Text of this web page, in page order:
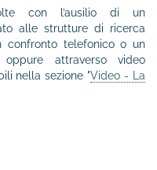
con l’ausilio di un
alle strutture di ricerca
confronto telefonico o un
attraverso video
nella sezione "Video - La